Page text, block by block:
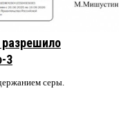
3
серы.